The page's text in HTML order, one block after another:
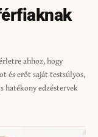
ahhoz, hogy
és erőt saját testsúlyos,
hatékony edzéstervek